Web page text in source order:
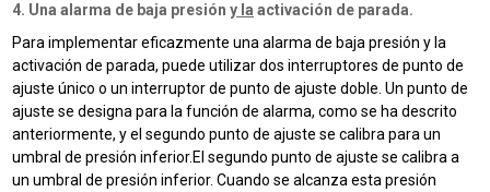
4. Una alarma de baja presióny la activación de parada.
Para implementar eficazmente una alarma de baja presión y la
activación de parada, puede utilizar dos interruptores de punto de
ajuste único o un interruptor de punto de ajuste doble.Un punto de
ajuste se designa para la función de alarma, como se ha descrito
anteriormente, y el segundo punto de ajuste se calibra para un
umbral de presión inferior. El segundo punto de ajuste se calibra a
un umbral de presión inferior.Cuando se alcanza esta presión